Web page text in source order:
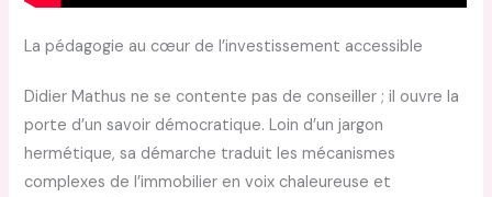
La pédagogie au cœur de l’investissement accessible
Didier Mathus ne se contente pas de conseiller ; il ouvre la
porte d’un savoir démocratique. Loin d’un jargon
hermétique, sa démarche traduit les mécanismes
complexes de l’immobilier en voix chaleureuse et